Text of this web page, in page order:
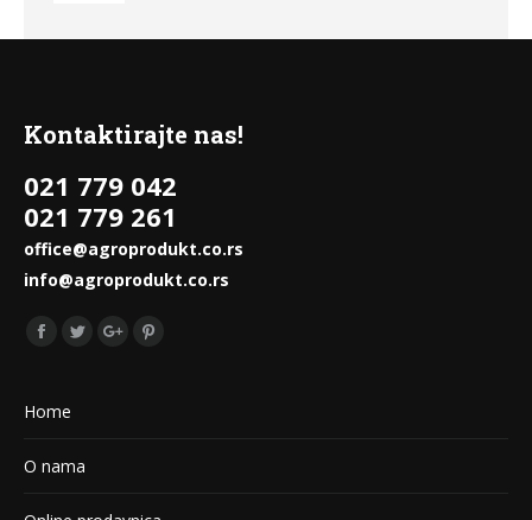
Kontaktirajte nas!
021 779 042
021 779 261
office@agroprodukt.co.rs
info@agroprodukt.co.rs
Find us on:
Facebook
TwitterGoogle+
Home
O nama